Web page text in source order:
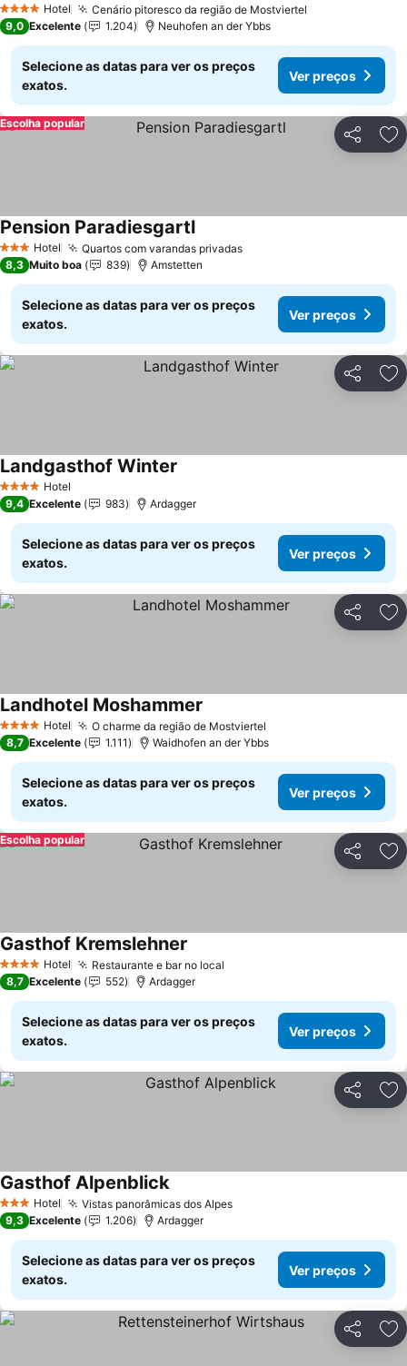
4 EstrelasHotel Cenário pitoresco da região de Mostviertel
9,0 Excelente 1.204 Neuhofen an der Ybbs
Selecione as datas para ver os preços
exatos.
Ver preços
Partilhar
Escolha popular
3 EstrelasHotel Quartos com varandas privadas
Pension Paradiesgartl
8,3 Muito boa 839 Amstetten
Selecione as datas para ver os preços
exatos.
Ver preços
Partilhar
4 EstrelasHotel
Landgasthof Winter
9,4 Excelente 983 Ardagger
Selecione as datas para ver os preços
exatos.
Ver preços
Partilhar
4 EstrelasHotel O charme da região de Mostviertel
Landhotel Moshammer
8,7 Excelente 1.111 Waidhofen an der Ybbs
Selecione as datas para ver os preços
exatos.
Ver preços
Partilhar
Escolha popular
4 EstrelasHotel Restaurante e bar no local
Gasthof Kremslehner
8,7 Excelente 552 Ardagger
Selecione as datas para ver os preços
exatos.
Ver preços
Partilhar
3 EstrelasHotel Vistas panorâmicas dos Alpes
Gasthof Alpenblick
9,3 Excelente 1.206 Ardagger
Selecione as datas para ver os preços
exatos.
Ver preços
Partilhar